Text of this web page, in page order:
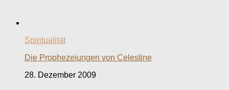
Spiritualität
Die Prophezeiungen von Celestine
28. Dezember 2009